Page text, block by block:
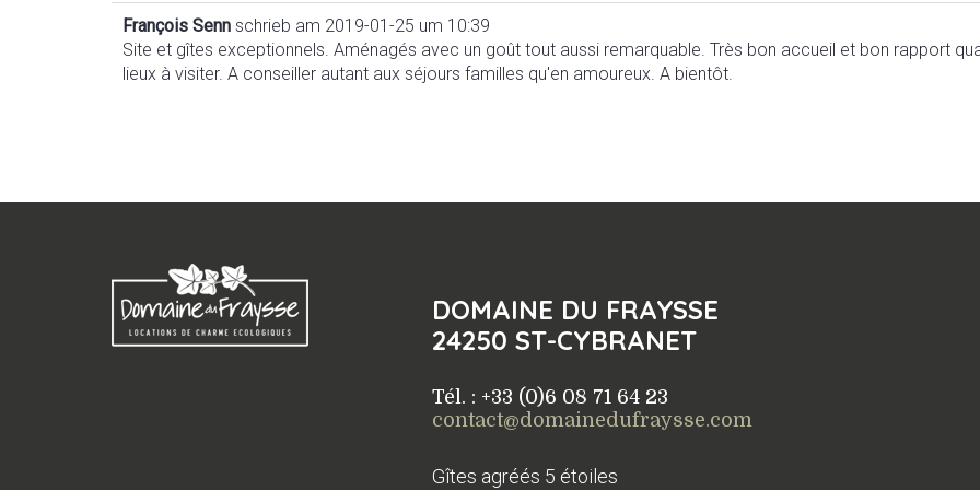
François Senn schrieb am 2019-01-25 um 10:39
Site et gîtes exceptionnels. Aménagés avec un goût tout aussi remarquable. Très bon accueil et bon rapport
lieux à visiter. A conseiller autant aux séjours familles qu'en amoureux. A bientôt.
DOMAINE DU FRAYSSE
24250 ST-CYBRANET
Tél. : +33 (0)6 08 71 64 23
contact@domainedufraysse.com
Gîtes agréés 5 étoiles